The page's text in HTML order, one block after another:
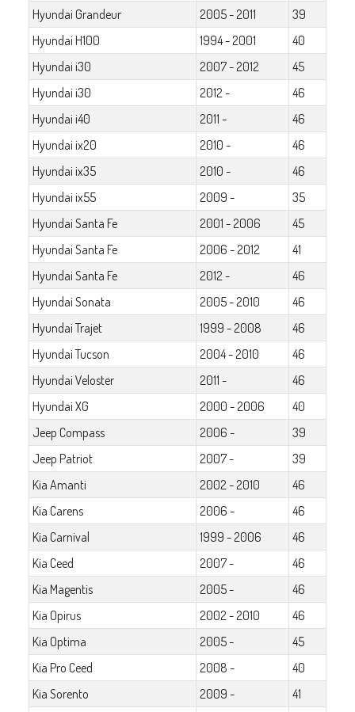
Hyundai Grandeur
2005 - 2011
39
Hyundai H100
1994 - 2001
40
Hyundai i30
2007 - 2012
45
Hyundai i30
2012 -
46
Hyundai i40
2011 -
46
Hyundai ix20
2010 -
46
Hyundai ix35
2010 -
46
Hyundai ix55
2009 -
35
Hyundai Santa Fe
2001 - 2006
45
Hyundai Santa Fe
2006 - 2012
41
Hyundai Santa Fe
2012 -
46
Hyundai Sonata
2005 - 2010
46
Hyundai Trajet
1999 - 2008
46
Hyundai Tucson
2004 - 2010
46
Hyundai Veloster
2011 -
46
Hyundai XG
2000 - 2006
40
Jeep Compass
2006 -
39
Jeep Patriot
2007 -
39
Kia Amanti
2002 - 2010
46
Kia Carens
2006 -
46
Kia Carnival
1999 - 2006
46
Kia Ceed
2007 -
46
Kia Magentis
2005 -
46
Kia Opirus
2002 - 2010
46
Kia Optima
2005 -
45
Kia Pro Ceed
2008 -
40
Kia Sorento
2009 -
41